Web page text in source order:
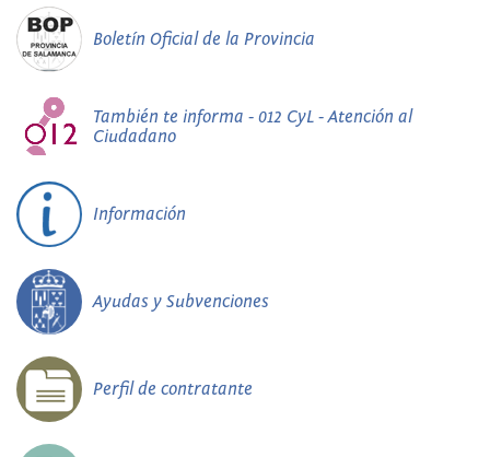
Boletín Oficial de la Provincia
También te informa - 012 CyL - Atención al
Ciudadano
Información
Ayudas y Subvenciones
Perfil de contratante